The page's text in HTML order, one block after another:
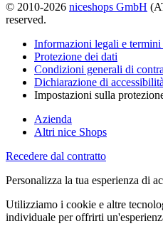
© 2010-2026 niceshops GmbH
reserved.
Informazioni legali e
Protezione dei dati
Condizioni generali di
Dichiarazione di accessibilità
Impostazioni sulla
Azienda
Altri nice Shops
Recedere dal contratto
Personalizza la tua esperienza di
Utilizziamo i cookie e altre
individuale per offrirti